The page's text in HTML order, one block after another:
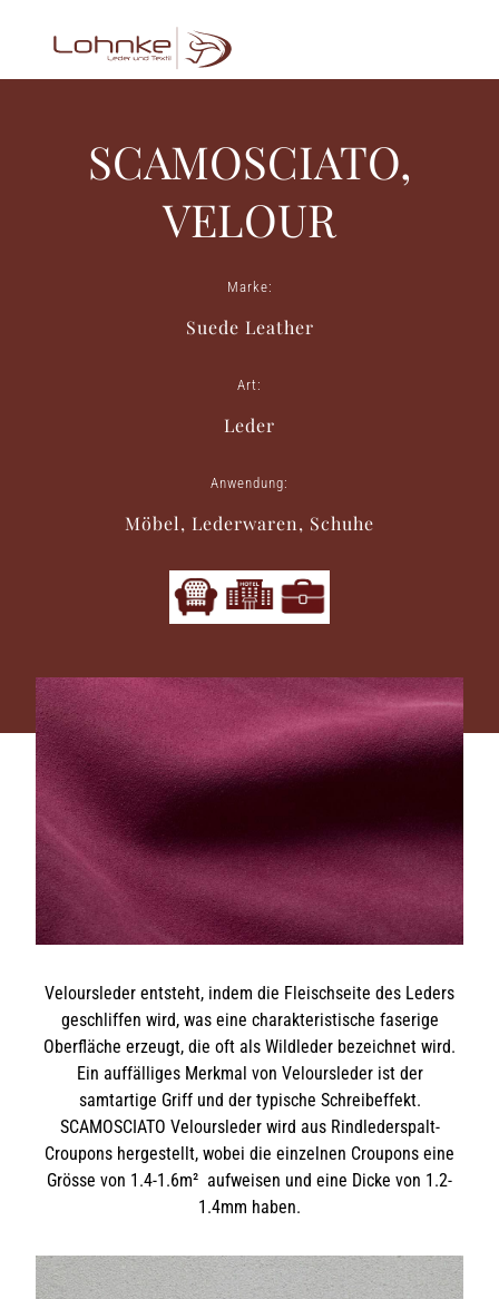
SCAMOSCIATO,
VELOUR
Marke:
Suede Leather
Art:
Leder
Anwendung:
Möbel, Lederwaren, Schuhe
Veloursleder entsteht, indem die Fleischseite des Leders
geschliffen wird, was eine charakteristische faserige
Oberfläche erzeugt, die oft als Wildleder bezeichnet wird.
Ein auffälliges Merkmal von Veloursleder ist der
samtartige Griff und der typische Schreibeffekt.
SCAMOSCIATO Veloursleder wird aus Rindlederspalt-
Croupons hergestellt, wobei die einzelnen Croupons eine
Grösse von 1.4-1.6m² aufweisen und eine Dicke von 1.2-
1.4mm haben.